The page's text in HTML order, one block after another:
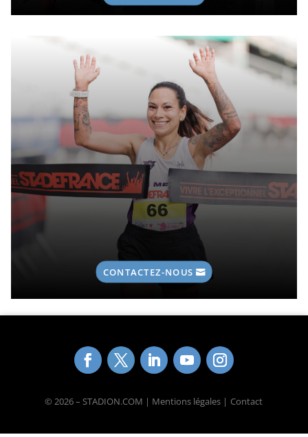
CONTACTEZ-NOUS
© 2026 – STADION.COM | Mentions légales | Contact